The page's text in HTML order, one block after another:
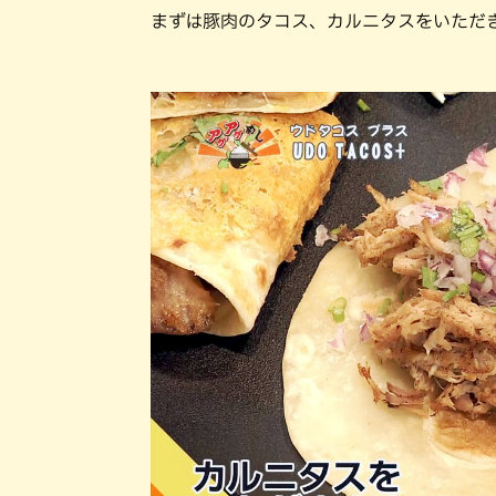
まずは豚肉のタコス、カルニタスをいただ